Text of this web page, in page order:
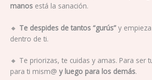
manos está la sanación.
🔸 Te despides de tantos “gurús” y
dentro de ti.
🔸 Te priorizas, te cuidas y amas. Para ser
para ti mism@ y luego para los demás.